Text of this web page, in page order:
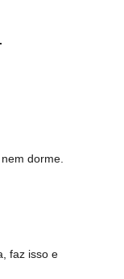
dorme.
faz isso e